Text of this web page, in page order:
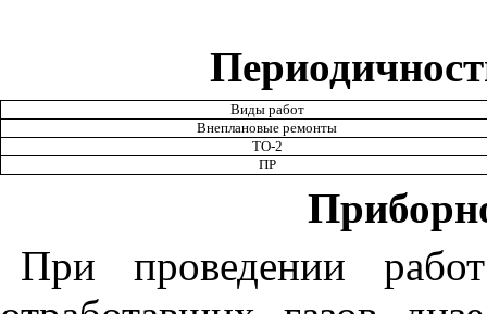
Виды работ
Внеплановые ремонты
ТО-2
ПР
При проведении